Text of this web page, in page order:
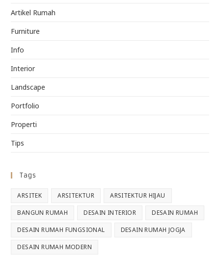
Artikel Rumah
Furniture
Info
Interior
Landscape
Portfolio
Properti
Tips
Tags
ARSITEK ARSITEKTUR ARSITEKTUR HIJAU
BANGUN RUMAH DESAIN INTERIOR DESAIN RUMAH
DESAIN RUMAH FUNGSIONAL DESAIN RUMAH JOGJA
DESAIN RUMAH MODERN